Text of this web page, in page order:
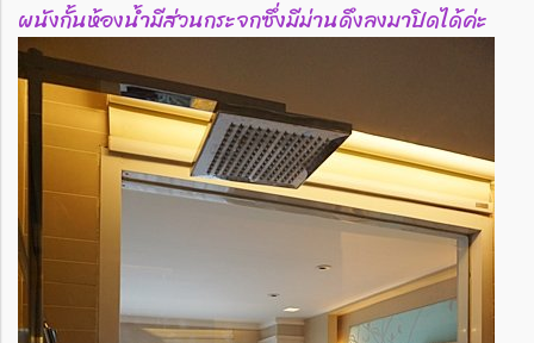
ผนังกั้นห้องน้ำมีส่วนกระจกซึ่งมีม่านดึงลงมาปิดได้ค่ะ